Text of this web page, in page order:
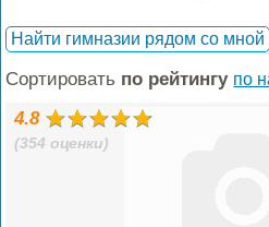
Найти гимназии рядом со мной
Сортировать по рейтингу по
4.8
(354 оценки)